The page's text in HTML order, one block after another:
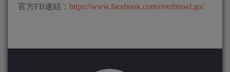
官方FB連結： https://www.facebook.com/overbrawl.go/